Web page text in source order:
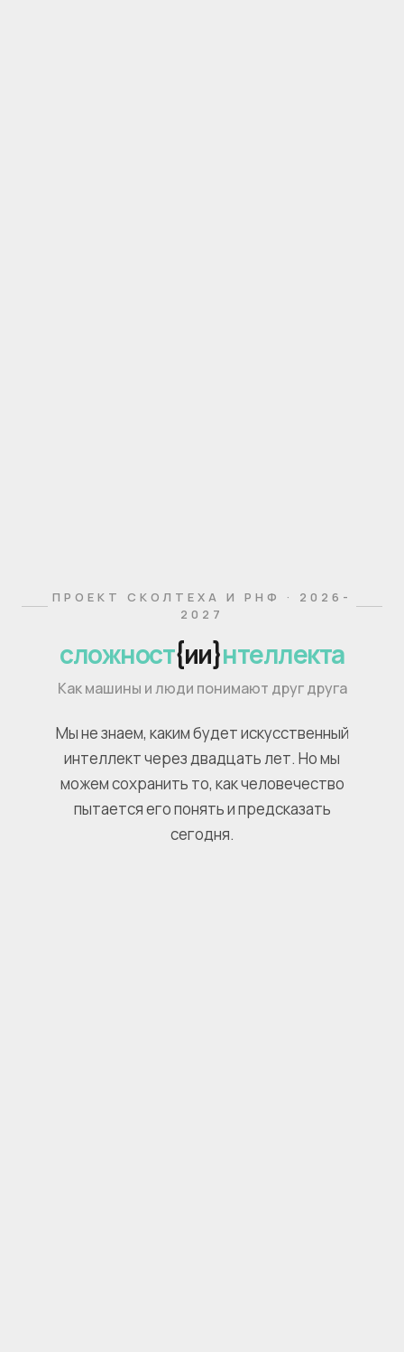
ПРОЕКТ СКОЛТЕХА И РНФ · 2026-
2027
сложност{ии}нтеллекта
Как машины и люди понимают друг друга
Мы не знаем, каким будет искусственный
интеллект через двадцать лет. Но мы
можем сохранить то, как человечество
пытается его понять и предсказать
сегодня.